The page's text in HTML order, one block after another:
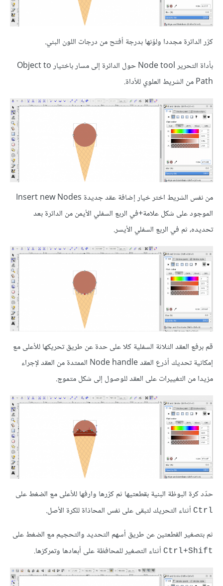
كرّر الدائرة مجددا ولوّنها بدرجة أفتح من درجات اللون البني.
بأداة التحرير Node tool حول الدائرة إلى مسار باختيار Object to
Path من الشريط العلوي للأداة.
من نفس الشريط اختر خيار إضافة عقد جديدة Insert new Nodes
الموجود على شكل علامة+في الربع السفلي الأيمن من الدائرة بعد
تحديده، ثم في الربع السفلي الأيسر.
قم برفع العقد الثلاثة السفلية كلا على حدة عن طريق تحريكها للأعلى مع
إمكانية تحديك أذرع العقد Node handle الممتدة من العقد لإجراء
مزيدا من التغييرات على العقد للوصول إلى شكل متموج.
حدّد كرة البوظة البنية بقطعتيها ثم كرّرها وارفها للأعلى مع الضغط على
Ctrl أثناء التحريك لتبقى على نفس المحاذاة للكرة الأصل.
ثم بتصغير القطعتين عن طريق أسهم التحديد والتحجيم مع الضغط على
Ctrl+Shift أثناء التصغير للمحافظة على أبعادها وتمركزها.